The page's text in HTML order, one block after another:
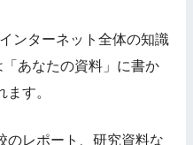
ンターネット全体の知識
あなたの資料」に書か
す。
のレポート、研究資料な